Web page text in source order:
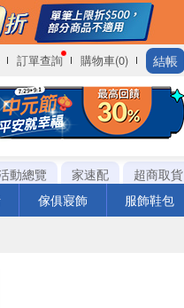
訂單查詢 購物車(0) 結帳
動總覽 家速配
超商取貨
傢俱寢飾 服飾鞋包